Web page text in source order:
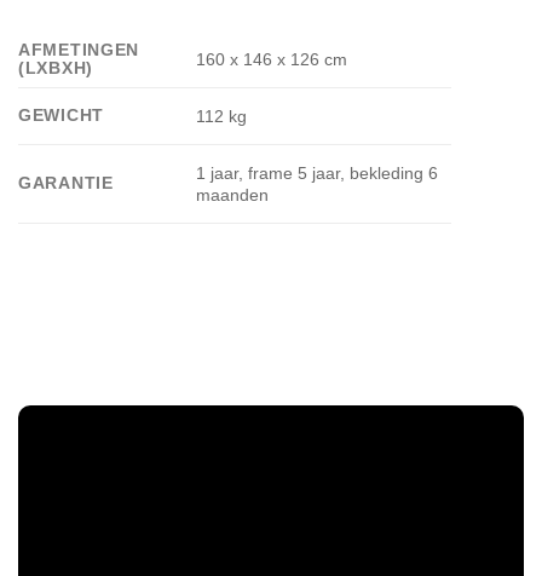
AFMETINGEN
(LXBXH)
160 x 146 x 126 cm
GEWICHT 112 kg
GARANTIE
1 jaar, frame 5 jaar, bekleding 6
maanden